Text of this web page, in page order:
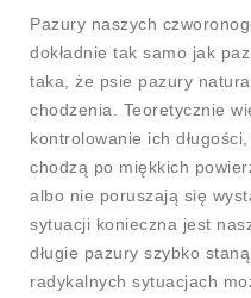
Pazury naszych
dokładnie tak samo jak
taka, że psie pazury
chodzenia. Teoretycznie
kontrolowanie ich
chodzą po miękkich
albo nie poruszają się
sytuacji konieczna jest
długie pazury szybko
radykalnych sytuacjach